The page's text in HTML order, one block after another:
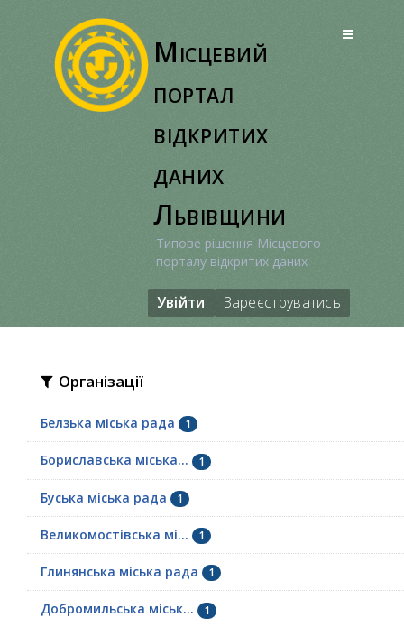
Місцевий
портал
відкритих
даних
Львівщини
Типове рішення Місцевого
порталу відкритих даних
Увійти Зареєструватись
Організації
Белзька міська рада 1
Бориславська міська... 1
Буська міська рада 1
Великомостівська мі... 1
Глинянська міська рада 1
Добромильська міськ... 1